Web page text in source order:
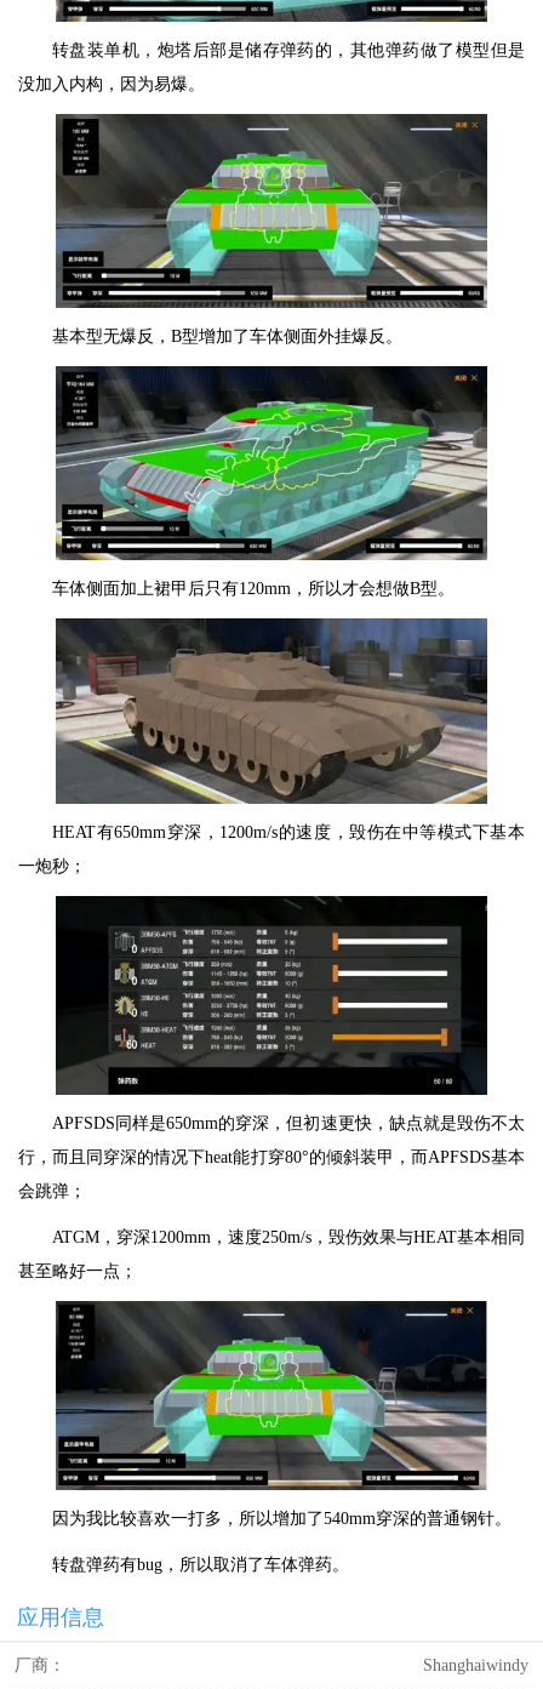
转盘装单机，炮塔后部是储存弹药的，其他弹药做了模型但是
没加入内构，因为易爆。
基本型无爆反，B型增加了车体侧面外挂爆反。
车体侧面加上裙甲后只有120mm，所以才会想做B型。
HEAT有650mm穿深，1200m/s的速度，毁伤在中等模式下基本
一炮秒；
APFSDS同样是650mm的穿深，但初速更快，缺点就是毁伤不太
行，而且同穿深的情况下heat能打穿80°的倾斜装甲，而APFSDS基本
会跳弹；
ATGM，穿深1200mm，速度250m/s，毁伤效果与HEAT基本相同
甚至略好一点；
因为我比较喜欢一打多，所以增加了540mm穿深的普通钢针。
转盘弹药有bug，所以取消了车体弹药。
应用信息
厂商： Shanghaiwindy